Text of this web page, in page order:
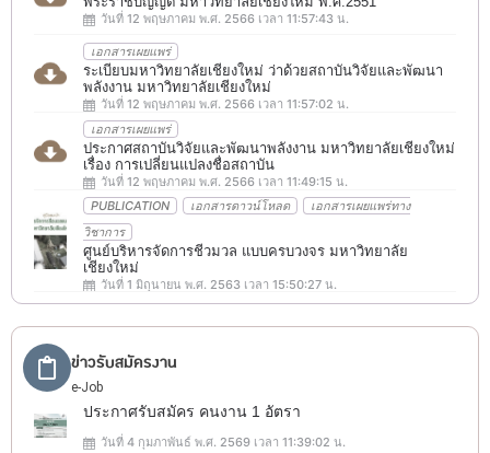
วันที่ 12 พฤษภาคม พ.ศ. 2566 เวลา 11:57:43 น.
เอกสารเผยแพร่
ระเบียบมหาวิทยาลัยเชียงใหม่ ว่าด้วยสถาบันวิจัยและพัฒนา
พลังงาน มหาวิทยาลัยเชียงใหม่
วันที่ 12 พฤษภาคม พ.ศ. 2566 เวลา 11:57:02 น.
เอกสารเผยแพร่
ประกาศสถาบันวิจัยและพัฒนาพลังงาน มหาวิทยาลัยเชียงใหม่
เรื่อง การเปลี่ยนแปลงชื่อสถาบัน
วันที่ 12 พฤษภาคม พ.ศ. 2566 เวลา 11:49:15 น.
PUBLICATION
เอกสารดาวน์โหลด
เอกสารเผยแพร่ทาง
วิชาการ
ศูนย์บริหารจัดการชีวมวล แบบครบวงจร มหาวิทยาลัย
เชียงใหม่
วันที่ 1 มิถุนายน พ.ศ. 2563 เวลา 15:50:27 น.
ข่าวรับสมัครงาน
e-Job
ประกาศรับสมัคร คนงาน 1 อัตรา
วันที่ 4 กุมภาพันธ์ พ.ศ. 2569 เวลา 11:39:02 น.